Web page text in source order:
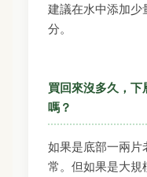
建議在水中添加少
分。
買回來沒多久，下
嗎？
如果是底部一兩片
常。但如果是大規